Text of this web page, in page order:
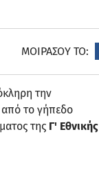
ΜΟΙΡΑΣΟΥ ΤΟ:
την
από το γήπεδο
της Γ' Εθνικής